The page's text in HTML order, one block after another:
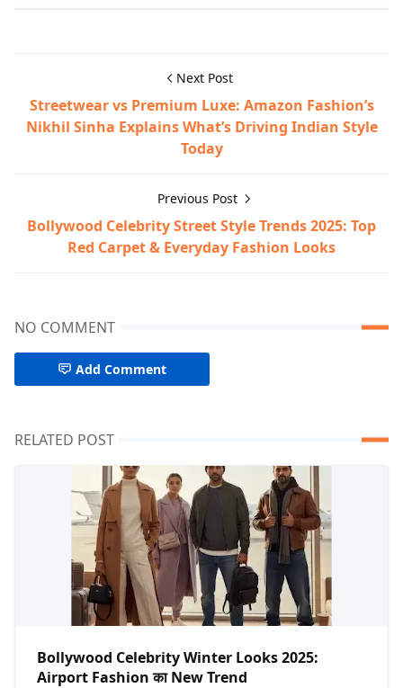
Next Post
Streetwear vs Premium Luxe: Amazon Fashion’s
Nikhil Sinha Explains What’s Driving Indian Style
Today
Previous Post
Bollywood Celebrity Street Style Trends 2025: Top
Red Carpet & Everyday Fashion Looks
NO COMMENT
Add Comment
RELATED POST
Bollywood Celebrity Winter Looks 2025:
Airport Fashion का New Trend